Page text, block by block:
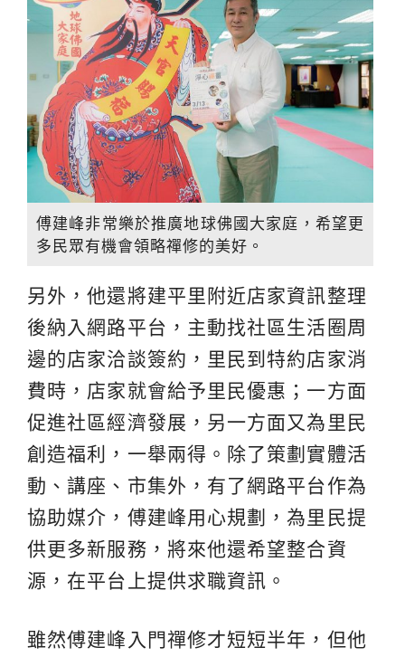
傅建峰非常樂於推廣地球佛國大家庭，希望更
多民眾有機會領略禪修的美好。
另外，他還將建平里附近店家資訊整理
後納入網路平台，主動找社區生活圈周
邊的店家洽談簽約，里民到特約店家消
費時，店家就會給予里民優惠；一方面
促進社區經濟發展，另一方面又為里民
創造福利，一舉兩得。除了策劃實體活
動、講座、市集外，有了網路平台作為
協助媒介，傅建峰用心規劃，為里民提
供更多新服務，將來他還希望整合資
源，在平台上提供求職資訊。
雖然傅建峰入門禪修才短短半年，但他